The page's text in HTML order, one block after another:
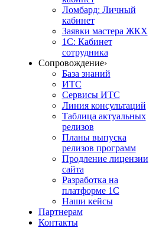
Ломбард: Личный
кабинет
Заявки мастера ЖКХ
1С: Кабинет
сотрудника
Сопровождение›
База знаний
ИТС
Сервисы ИТС
Линия консультаций
Таблица актуальных
релизов
Планы выпуска
релизов программ
Продление лицензии
сайта
Разработка на
платформе 1С
Наши кейсы
Партнерам
Контакты